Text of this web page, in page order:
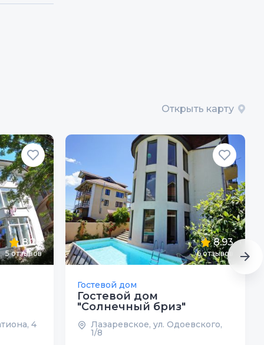
Открыть карту
8.27
5отзывов
4
8.93
6отзывов
Гостевой дом
Гостевой дом
"Солнечный бриз"
Лазаревское, ул. Одоевского,
1/8